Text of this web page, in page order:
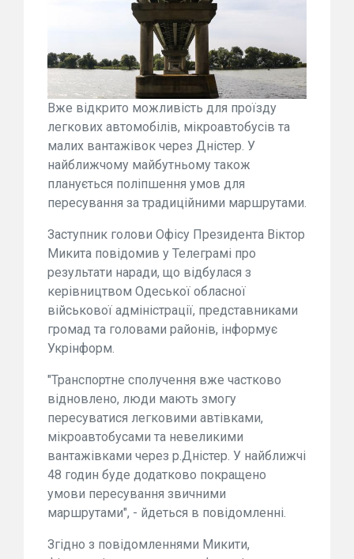
Вже відкрито можливість для проїзду
легкових автомобілів, мікроавтобусів та
малих вантажівок через Дністер. У
найближчому майбутньому також
планується поліпшення умов для
пересування за традиційними маршрутами.
Заступник голови Офісу Президента Віктор
Микита повідомив у Телеграмі про
результати наради, що відбулася з
керівництвом Одеської обласної
військової адміністрації, представниками
громад та головами районів, інформує
Укрінформ.
"Транспортне сполучення вже частково
відновлено, люди мають змогу
пересуватися легковими автівками,
мікроавтобусами та невеликими
вантажівками через р.Дністер. У найближчі
48 годин буде додатково покращено
умови пересування звичними
маршрутами", - йдеться в повідомленні.
Згідно з повідомленнями Микити,